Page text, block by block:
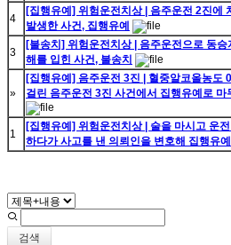
4
[집행유예] 위험운전치상 | 음주운전 2진에
발생한 사건, 집행유예
3
[불송치] 위험운전치상 | 음주운전으로 동승
해를 입힌 사건, 불송치
»
[집행유예] 음주운전 3진 | 혈중알코올농도
걸린 음주운전 3진 사건에서 집행유예로 마
1
[집행유예] 위험운전치상 | 술을 마시고 운
하다가 사고를 낸 의뢰인을 변호해 집행유예
검색